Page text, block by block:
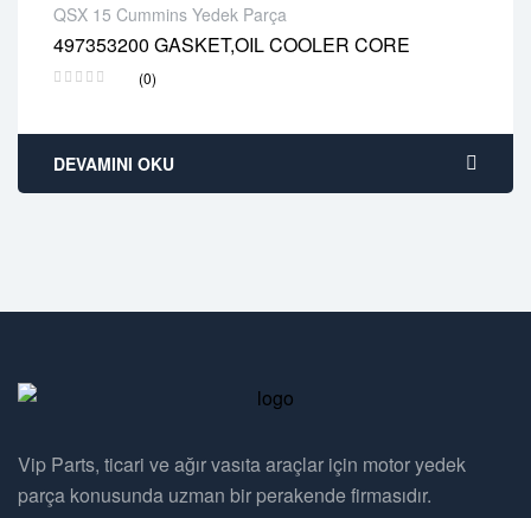
QSX 15 Cummins Yedek Parça
497353200 GASKET,OIL COOLER CORE
(0)
2 years warranty
Delivery time: 1-2 business days
DEVAMINI OKU
Vip Parts, ticari ve ağır vasıta araçlar için motor yedek
parça konusunda uzman bir perakende firmasıdır.